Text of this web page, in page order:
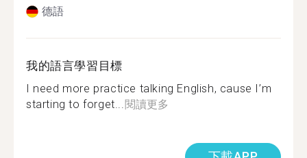
德語
我的語言學習目標
I need more practice talking English, cause I’m
starting to forget...閱讀更多